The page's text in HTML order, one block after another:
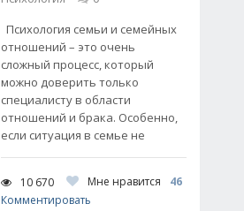
Психология семьи и семейных
отношений – это очень
сложный процесс, который
можно доверить только
специалисту в области
отношений и брака. Особенно,
если ситуация в семье не
10 670 Мне нравится
46
Комментировать